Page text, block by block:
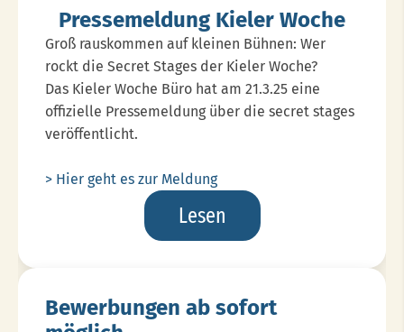
Fest
Pressemeldung Kieler Woche
Groß rauskommen auf kleinen Bühnen: Wer
rockt die Secret Stages der Kieler Woche?
Das Kieler Woche Büro hat am 21.3.25 eine
offizielle Pressemeldung über die secret stages
veröffentlicht.
> Hier geht es zur Meldung
Lesen
Pressemeldung
Kieler
Bewerbungen ab sofort